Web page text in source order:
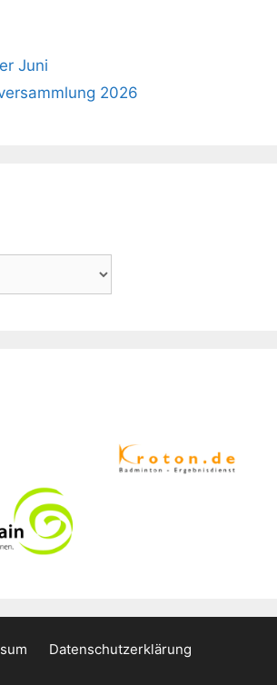
Juni
2026
Datenschutzerklärung